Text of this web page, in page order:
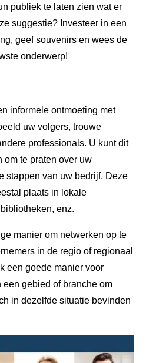
publiek te laten zien wat er
suggestie? Investeer in een
geef souvenirs en wees de
onderwerp!
informele ontmoeting met
uw volgers, trouwe
professionals. U kunt dit
om te praten over uw
stappen van uw bedrijf. Deze
plaats in lokale
enz.
manier om netwerken op te
in de regio of regionaal
een goede manier voor
gebied of branche om
in dezelfde situatie bevinden